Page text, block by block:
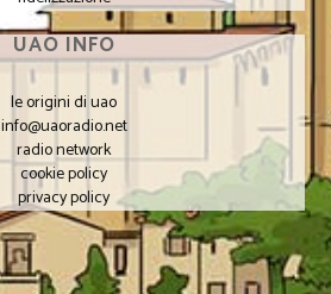
UAO INFO
le origini di uao
info@uaoradio.net
radio network
cookie policy
privacy policy